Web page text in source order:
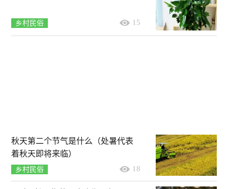
乡村民俗 15
秋天第二个节气是什么（处暑代表
着秋天即将来临）
乡村民俗 18